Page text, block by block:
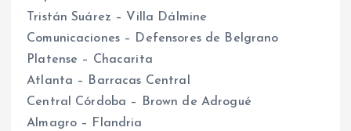
Tristán Suárez – Villa Dálmine
Comunicaciones – Defensores de Belgrano
Platense – Chacarita
Atlanta – Barracas Central
Central Córdoba – Brown de Adrogué
Almagro – Flandria